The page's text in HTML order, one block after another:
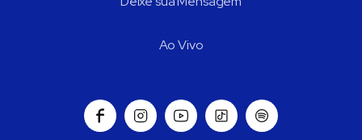
Ao Vivo